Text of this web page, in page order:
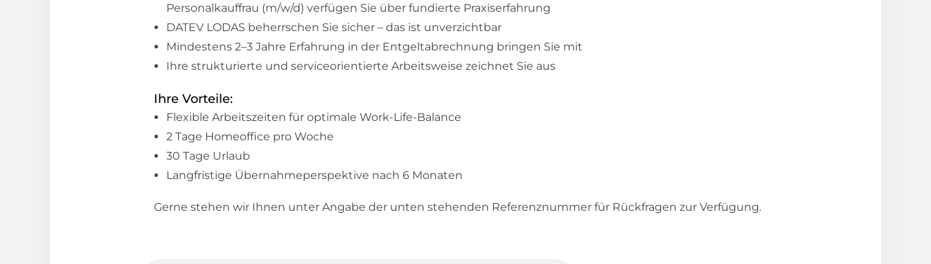
Personalkauffrau (m/w/d) verfügen Sie über fundierte Praxiserfahrung
DATEV LODAS beherrschen Sie sicher – das ist unverzichtbar
Mindestens 2–3 Jahre Erfahrung in der Entgeltabrechnung bringen Sie mit
Ihre strukturierte und serviceorientierte Arbeitsweise zeichnet Sie aus
Ihre Vorteile:
Flexible Arbeitszeiten für optimale Work-Life-Balance
2 Tage Homeoffice pro Woche
30 Tage Urlaub
Langfristige Übernahmeperspektive nach 6 Monaten
Gerne stehen wir Ihnen unter Angabe der unten stehenden Referenznummer für Rückfragen zur Verfügung.